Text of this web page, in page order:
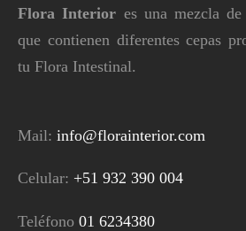
Flora Interior es una mezcla
que contienen diferentes cepas
tu Flora Intestinal.
Mail: info@florainterior.com
Celular: +51 932 390 004
Teléfono 01 6234380